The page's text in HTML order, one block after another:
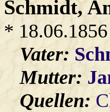
Schmidt,
*
Vater:
Mutter:
Quellen: